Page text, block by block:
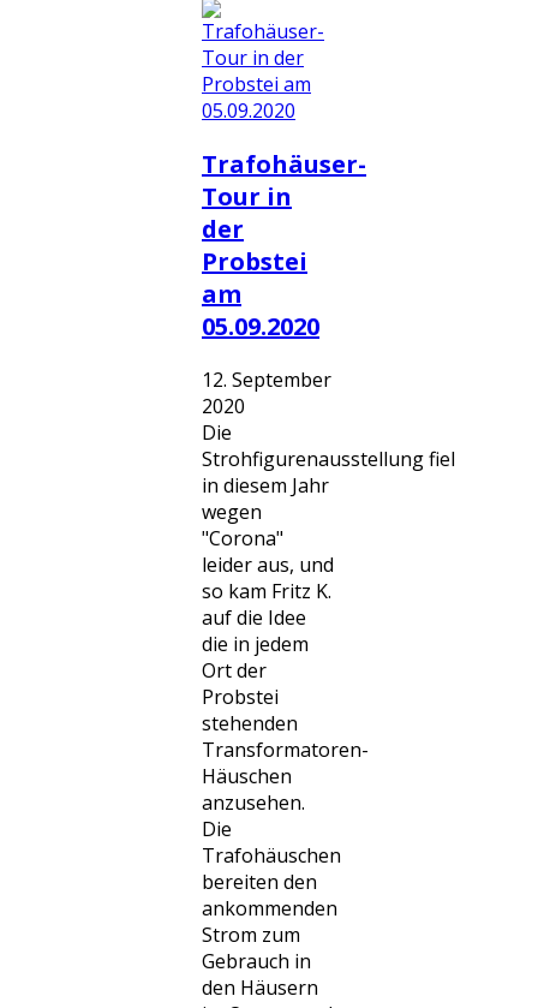
Trafohäuser-
Tour in
der
Probstei
am
05.09.2020
12. September
2020
Die
Strohfigurenausstellung fiel
in diesem Jahr
wegen
"Corona"
leider aus, und
so kam Fritz K.
auf die Idee
die in jedem
Ort der
Probstei
stehenden
Transformatoren-
Häuschen
anzusehen.
Die
Trafohäuschen
bereiten den
ankommenden
Strom zum
Gebrauch in
den Häusern